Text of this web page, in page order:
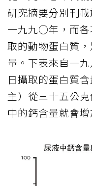
研究摘要分別刊
一九九○年，而各
取的動物蛋白質
量。下表來自一
日攝取的蛋白質
主）從三十五公
中的鈣含量就會增